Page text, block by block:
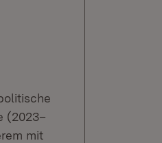
(2023–
mit